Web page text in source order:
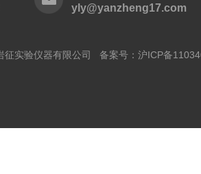
yly@yanzheng17.com
实验仪器有限公司 备案号： 沪ICP备